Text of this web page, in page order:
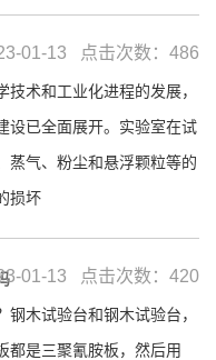
术和工业化进程的发展，
设已全面展开。实验室在试
蒸气、粉尘和悬浮颗粒等的
损坏
01-13 点击次数：486
木试验台和钢木试验台，
都是三聚氰胺板，然后用
01-13 点击次数：420